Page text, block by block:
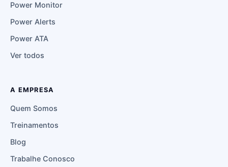
Power Monitor
Power Alerts
Power ATA
Ver todos
A EMPRESA
Quem Somos
Treinamentos
Blog
Trabalhe Conosco